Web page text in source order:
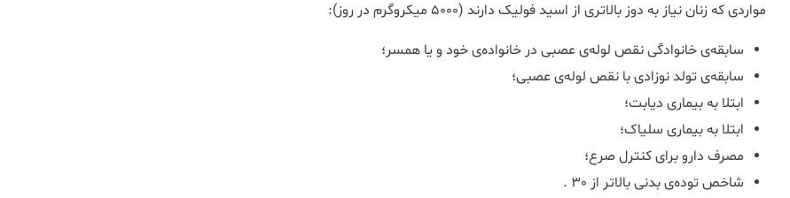
مواردی که زنان نیاز به دوز بالاتری از اسید فولیک دارند (5000 میکروگرم در روز):
سابقه‌ی خانوادگی نقص لوله‌ی عصبی در خانواده‌ی خود و یا همسر؛
سابقه‌ی تولد نوزادی با نقص لوله‌ی عصبی؛
ابتلا به بیماری دیابت؛
ابتلا به بیماری سلیاک؛
مصرف دارو برای کنترل صرع؛
شاخص توده‌ی بدنی بالاتر از 30 .